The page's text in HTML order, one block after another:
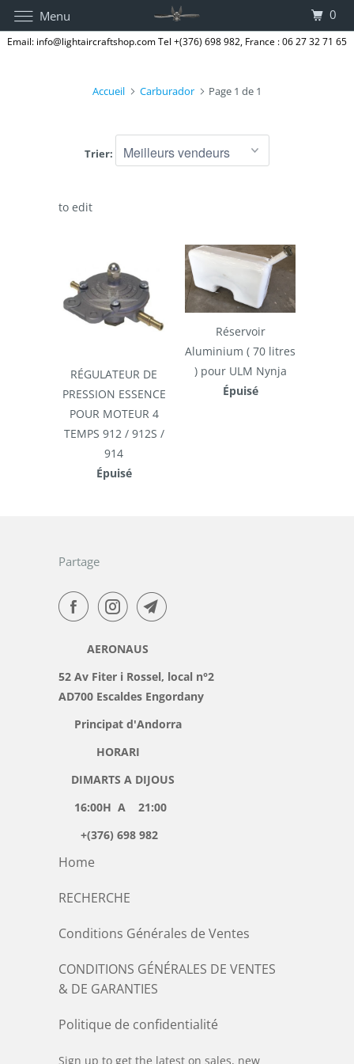
Email: info@lightaircraftshop.com Tel +(376) 698 982, France : 06 27 32 71 65
Accueil Carburador Page 1 de 1
Trier:
to edit
RÉGULATEUR DE
PRESSION ESSENCE
POUR MOTEUR 4
TEMPS 912 / 912S /
914
Épuisé
Réservoir
Aluminium ( 70 litres
) pour ULM Nynja
Épuisé
Partage
AERONAUS
52 Av Fiter i Rossel, local n°2
AD700 Escaldes Engordany
Principat d'Andorra
HORARI
DIMARTS A DIJOUS
16:00H A 21:00
+(376) 698 982
Home
RECHERCHE
Conditions Générales de Ventes
CONDITIONS GÉNÉRALES DE VENTES
& DE GARANTIES
Politique de confidentialité
Sign up to get the latest on sales, new
Menu 0